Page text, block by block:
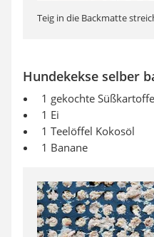
Teig in die Backmatte
Hundekekse selber
1 gekochte
1 Ei
1 Teelöffel Kokosöl
1 Banane